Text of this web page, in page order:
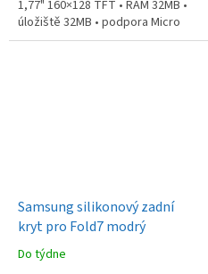
1,77" 160×128 TFT • RAM 32MB •
úložiště 32MB • podpora Micro
SDHC až 32GB • Bluetooth •
Samsung silikonový zadní
kryt pro Fold7 modrý
Do týdne